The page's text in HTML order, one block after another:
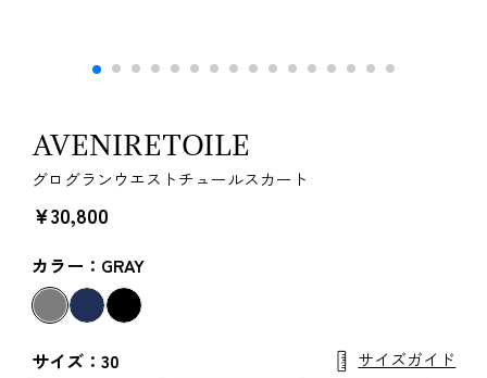
AVENIRETOILE
グログランウエストチュールスカート
￥30,800
カラー：GRAY
サイズ：30 サイズガイド